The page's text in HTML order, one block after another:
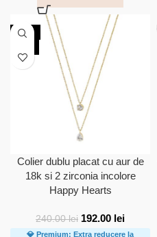
-20%
Colier dublu placat cu aur de
18k si 2 zirconia incolore
Happy Hearts
240.00lei 192.00 lei
💎 Premium: Extra reducere la